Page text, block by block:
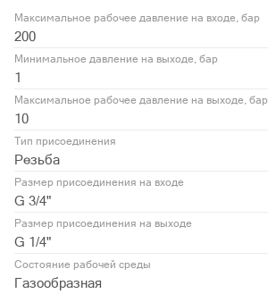
Максимальное рабочее давление на входе, бар
200
Минимальное давление на выходе, бар
1
Максимальное рабочее давление на выходе, бар
10
Тип присоединения
Резьба
Размер присоединения на входе
G 3/4"
Размер присоединения на выходе
G 1/4"
Состояние рабочей среды
Газообразная